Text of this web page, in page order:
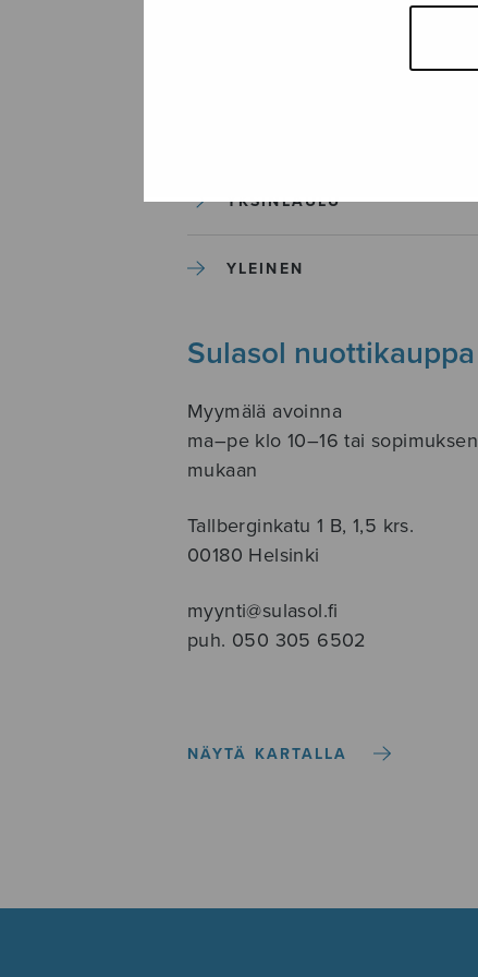
SOITINKOULUT JA OPPAAT
YKSINLAULU
YLEINEN
Sulasol nuottikauppa
Myymälä avoinna
ma–pe klo 10–16 tai sopimuksen
mukaan
Tallberginkatu 1 B, 1,5 krs.
00180 Helsinki
myynti@sulasol.fi
puh. 050 305 6502
NÄYTÄ KARTALLA